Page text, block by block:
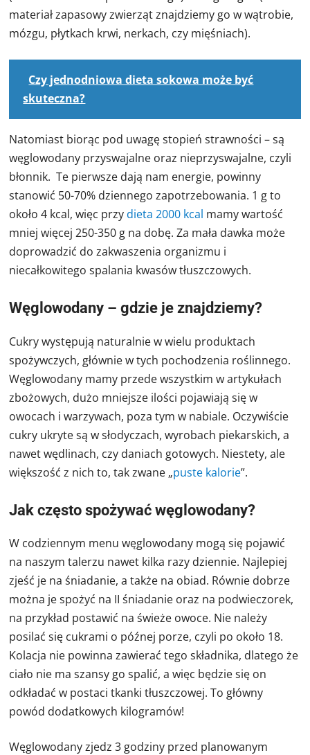
materiał zapasowy zwierząt znajdziemy go w wątrobie,
mózgu, płytkach krwi, nerkach, czy mięśniach).
Czy jednodniowa dieta sokowa może być
skuteczna?
Natomiast biorąc pod uwagę stopień strawności – są
węglowodany przyswajalne oraz nieprzyswajalne, czyli
błonnik. Te pierwsze dają nam energie, powinny
stanowić 50-70% dziennego zapotrzebowania. 1 g to
około 4 kcal, więc przydieta 2000 kcal mamy wartość
mniej więcej 250-350 g na dobę. Za mała dawka może
doprowadzić do zakwaszenia organizmu i
niecałkowitego spalania kwasów tłuszczowych.
Węglowodany – gdzie je znajdziemy?
Cukry występują naturalnie w wielu produktach
spożywczych, głównie w tych pochodzenia roślinnego.
Węglowodany mamy przede wszystkim w artykułach
zbożowych, dużo mniejsze ilości pojawiają się w
owocach i warzywach, poza tym w nabiale. Oczywiście
cukry ukryte są w słodyczach, wyrobach piekarskich, a
nawet wędlinach, czy daniach gotowych. Niestety, ale
większość z nich to, tak zwane „puste kalorie”.
Jak często spożywać węglowodany?
W codziennym menu węglowodany mogą się pojawić
na naszym talerzu nawet kilka razy dziennie. Najlepiej
zjeść je na śniadanie, a także na obiad. Równie dobrze
można je spożyć na II śniadanie oraz na podwieczorek,
na przykład postawić na świeże owoce. Nie należy
posilać się cukrami o późnej porze, czyli po około 18.
Kolacja nie powinna zawierać tego składnika, dlatego że
ciało nie ma szansy go spalić, a więc będzie się on
odkładać w postaci tkanki tłuszczowej. To główny
powód dodatkowych kilogramów!
Węglowodany zjedz 3 godziny przed planowanym